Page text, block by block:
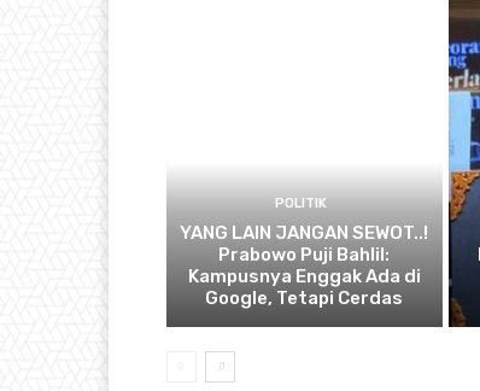
POLITIK
YANG LAIN JANGAN SEWOT..!
Prabowo Puji Bahlil:
Kampusnya Enggak Ada di
Google, Tetapi Cerdas